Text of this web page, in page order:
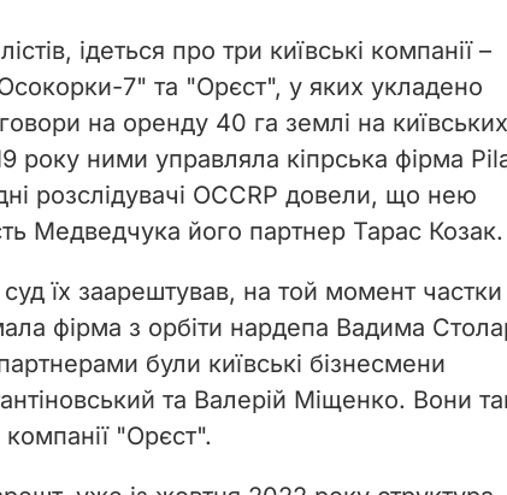
i
d
e
o
ідеться про три київські компанії –
7" та "Орєст", у яких укладено
на оренду 40 га землі на київських
року ними управляла кіпрська фірма
розслідувачі OCCRP довели, що нею
Медведчука його партнер Тарас Козак.
їх заарештував, на той момент
фірма з орбіти нардепа Вадима
були київські бізнесмени
та Валерій Міщенко. Вони
"Орєст".